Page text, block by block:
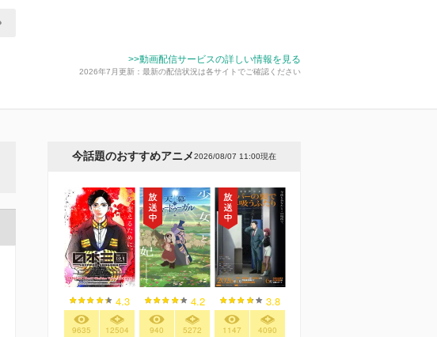
>>動画配信サービスの詳しい情報を見る
2026年7月更新：最新の配信状況は各サイトでご確認ください
今話題のおすすめアニメ2026/08/07 11:00現在
4.3
9635 12504
4.2
940 5272
3.8
1147 4090